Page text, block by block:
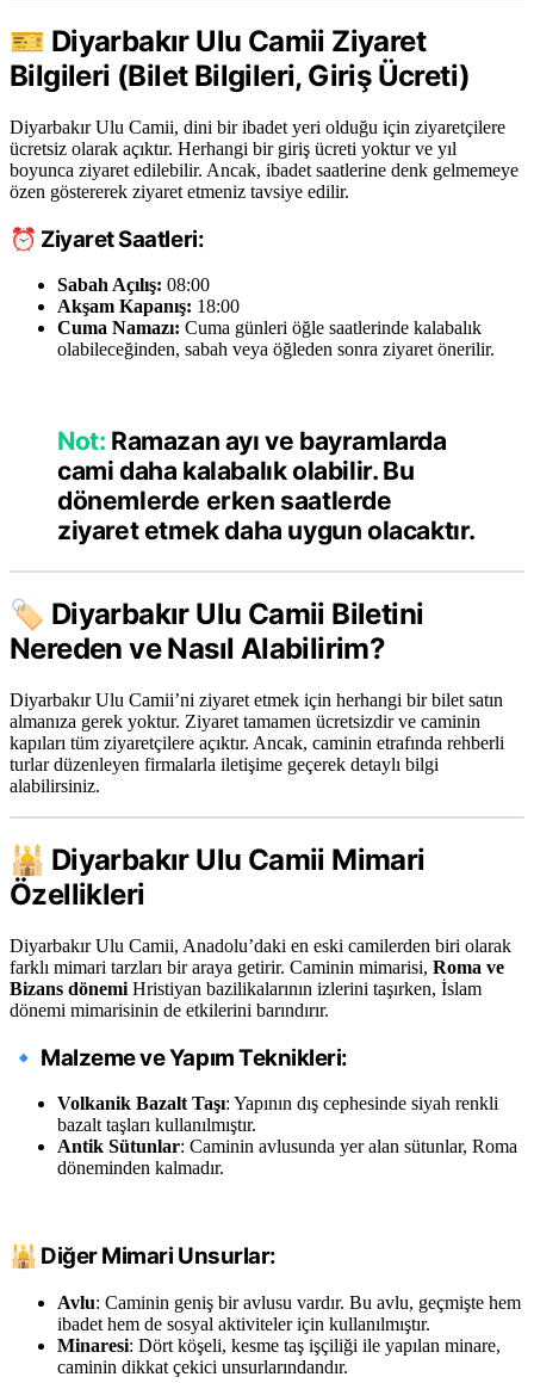
🎫 Diyarbakır Ulu Camii Ziyaret
Bilgileri (Bilet Bilgileri, Giriş Ücreti)
Diyarbakır Ulu Camii, dini bir ibadet yeri olduğu için ziyaretçilere
ücretsiz olarak açıktır. Herhangi bir giriş ücreti yoktur ve yıl
boyunca ziyaret edilebilir. Ancak, ibadet saatlerine denk gelmemeye
özen göstererek ziyaret etmeniz tavsiye edilir.
⏰ Ziyaret Saatleri:
Sabah Açılış: 08:00
Akşam Kapanış: 18:00
Cuma Namazı: Cuma günleri öğle saatlerinde kalabalık
olabileceğinden, sabah veya öğleden sonra ziyaret önerilir.
Not: Ramazan ayı ve bayramlarda
cami daha kalabalık olabilir. Bu
dönemlerde erken saatlerde
ziyaret etmek daha uygun olacaktır.
🏷️ Diyarbakır Ulu Camii Biletini
Nereden ve Nasıl Alabilirim?
Diyarbakır Ulu Camii’ni ziyaret etmek için herhangi bir bilet satın
almanıza gerek yoktur. Ziyaret tamamen ücretsizdir ve caminin
kapıları tüm ziyaretçilere açıktır. Ancak, caminin etrafında rehberli
turlar düzenleyen firmalarla iletişime geçerek detaylı bilgi
alabilirsiniz.
🕌 Diyarbakır Ulu Camii Mimari
Özellikleri
Diyarbakır Ulu Camii, Anadolu’daki en eski camilerden biri olarak
farklı mimari tarzları bir araya getirir. Caminin mimarisi, Roma ve
Bizans dönemi Hristiyan bazilikalarının izlerini taşırken, İslam
dönemi mimarisinin de etkilerini barındırır.
🔹 Malzeme ve Yapım Teknikleri:
Volkanik Bazalt Taşı: Yapının dış cephesinde siyah renkli
bazalt taşları kullanılmıştır.
Antik Sütunlar: Caminin avlusunda yer alan sütunlar, Roma
döneminden kalmadır.
🕌 Diğer Mimari Unsurlar:
Avlu: Caminin geniş bir avlusu vardır. Bu avlu, geçmişte hem
ibadet hem de sosyal aktiviteler için kullanılmıştır.
Minaresi: Dört köşeli, kesme taş işçiliği ile yapılan minare,
caminin dikkat çekici unsurlarındandır.